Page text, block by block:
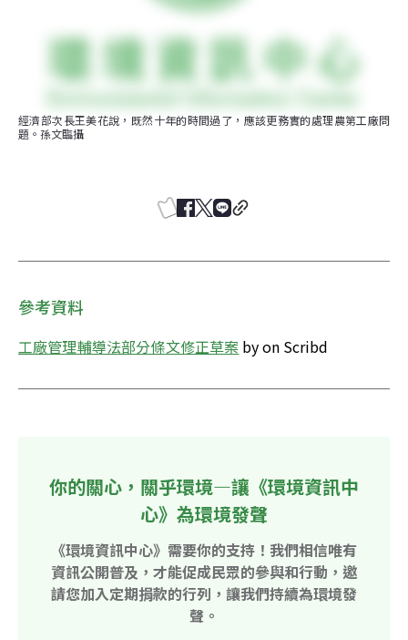
經濟部次長王美花說，既然十年的時間過了，應該更務實的處理農第工廠問
題。孫文臨攝
參考資料
工廠管理輔導法部分條文修正草案 by on Scribd
你的關心，關乎環境—讓《環境資訊中
心》為環境發聲
《環境資訊中心》需要你的支持！我們相信唯有
資訊公開普及，才能促成民眾的參與和行動，邀
請您加入定期捐款的行列，讓我們持續為環境發
聲。